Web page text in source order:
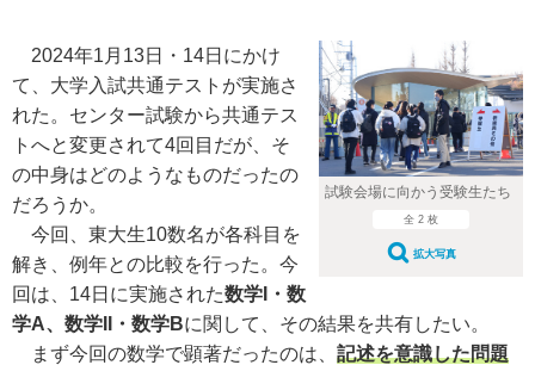
試験会場に向かう受験生たち
全 2 枚
拡大写真
2024年1月13日・14日にかけ
て、大学入試共通テストが実施さ
れた。センター試験から共通テス
トへと変更されて4回目だが、そ
の中身はどのようなものだったの
だろうか。
今回、東大生10数名が各科目を
解き、例年との比較を行った。今
回は、14日に実施された数学I・数
学A、数学II・数学Bに関して、その結果を共有したい。
まず今回の数学で顕著だったのは、 記述を意識した問題